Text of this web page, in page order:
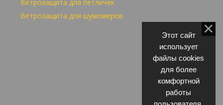
Ветрозащита для петличек
Ветрозащита для шумомеров
Этот сайт
использует
файлы cookies
для более
комфортной
работы